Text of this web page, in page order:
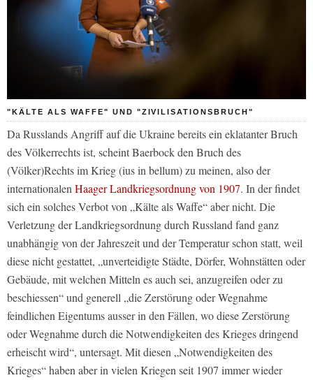
"KÄLTE ALS WAFFE" UND "ZIVILISATIONSBRUCH"
Da Russlands Angriff auf die Ukraine bereits ein eklatanter Bruch
des Völkerrechts ist, scheint Baerbock den Bruch des
(Völker)Rechts im Krieg (ius in bellum) zu meinen, also der
internationalenHaager Landkriegsordnung von 1907. In der findet
sich ein solches Verbot von „Kälte als Waffe“ aber nicht. Die
Verletzung der Landkriegsordnung durch Russland fand ganz
unabhängig von der Jahreszeit und der Temperatur schon statt, weil
diese nicht gestattet, „unverteidigte Städte, Dörfer, Wohnstätten oder
Gebäude, mit welchen Mitteln es auch sei, anzugreifen oder zu
beschiessen“ und generell „die Zerstörung oder Wegnahme
feindlichen Eigentums ausser in den Fällen, wo diese Zerstörung
oder Wegnahme durch die Notwendigkeiten des Krieges dringend
erheischt wird“, untersagt. Mit diesen „Notwendigkeiten des
Krieges“ haben aber in vielen Kriegen seit 1907 immer wieder